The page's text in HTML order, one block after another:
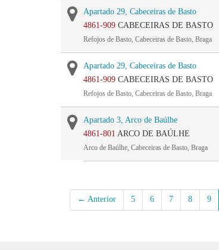
Apartado 29, Cabeceiras de Basto
4861-909 CABECEIRAS DE BASTO
Refojos de Basto, Cabeceiras de Basto, Braga
Apartado 29, Cabeceiras de Basto
4861-909 CABECEIRAS DE BASTO
Refojos de Basto, Cabeceiras de Basto, Braga
Apartado 3, Arco de Baúlhe
4861-801 ARCO DE BAÚLHE
Arco de Baúlhe, Cabeceiras de Basto, Braga
← Anterior 5 6 7 8 9